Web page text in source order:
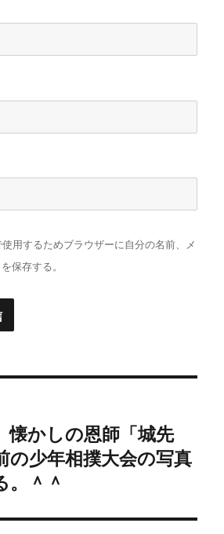
用するためブラウザーに自分の名前、メ
保存する。
懐かしの恩師「城先
の少年相撲大会の写真
。＾＾